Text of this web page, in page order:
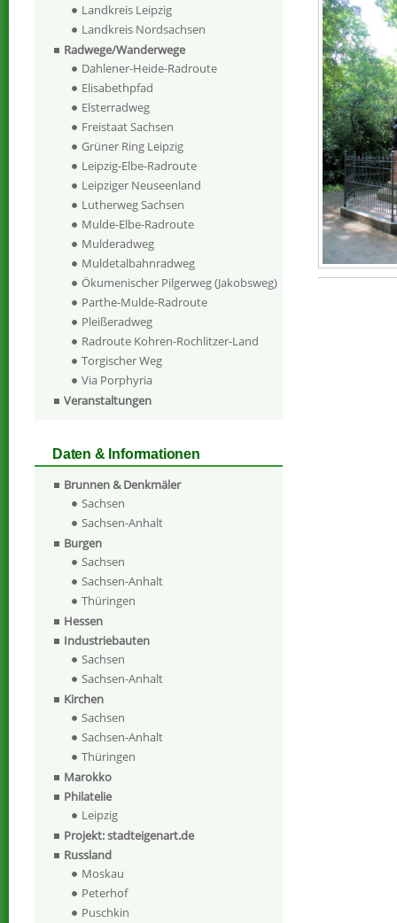
Landkreis Leipzig
Landkreis Nordsachsen
Radwege/Wanderwege
Dahlener-Heide-Radroute
Elisabethpfad
Elsterradweg
Freistaat Sachsen
Grüner Ring Leipzig
Leipzig-Elbe-Radroute
Leipziger Neuseenland
Lutherweg Sachsen
Mulde-Elbe-Radroute
Mulderadweg
Muldetalbahnradweg
Ökumenischer Pilgerweg (Jakobsweg)
Parthe-Mulde-Radroute
Pleißeradweg
Radroute Kohren-Rochlitzer-Land
Torgischer Weg
Via Porphyria
Veranstaltungen
Daten & Informationen
Brunnen & Denkmäler
Sachsen
Sachsen-Anhalt
Burgen
Sachsen
Sachsen-Anhalt
Thüringen
Hessen
Industriebauten
Sachsen
Sachsen-Anhalt
Kirchen
Sachsen
Sachsen-Anhalt
Thüringen
Marokko
Philatelie
Leipzig
Projekt: stadteigenart.de
Russland
Moskau
Peterhof
Puschkin